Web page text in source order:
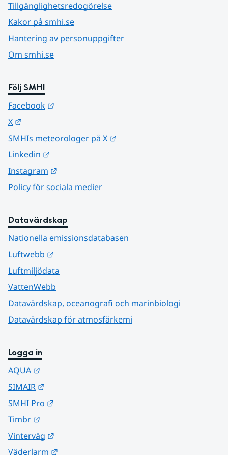
Tillgänglighetsredogörelse
Kakor på smhi.se
Hantering av personuppgifter
Om smhi.se
Följ SMHI
Facebook
X
SMHIs meteorologer på X
Linkedin
Instagram
Policy för sociala medier
Datavärdskap
Nationella emissionsdatabasen
Luftwebb
Luftmiljödata
VattenWebb
Datavärdskap, oceanografi och marinbiologi
Datavärdskap för atmosfärkemi
Logga in
AQUA
SIMAIR
SMHI Pro
Timbr
Vinterväg
Väderlarm